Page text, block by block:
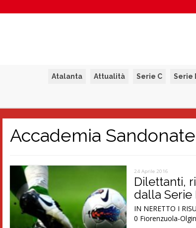
Atalanta Attualità Serie C Serie
Accademia
24 Aprile 2016
Dilettanti,
dalla Serie
IN NERETTO I
0 Fiorenzuola-